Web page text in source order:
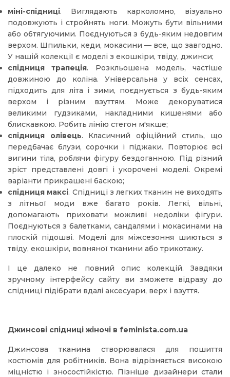
міні-спідниці. Виглядають карколомно, візуально
подовжують і стройнять ноги. Можуть бути вільними
або обтягуючими. Поєднуються з будь-яким недовгим
верхом. Шпильки, кеди, мокасини — все, що завгодно.
У нашій колекції є моделі з екошкіри, твіду, джинси;
спідниця трапеція. Розкльошена модель, частіше
довжиною до коліна. Універсальна у всіх сенсах,
підходить для літа і зими, поєднується з будь-яким
верхом і різним взуттям. Може декоруватися
великими гудзиками, накладними кишенями або
блискавкою. Робить лінію стегон м'якше;
спідниця олівець. Класичний офіційний стиль, що
передбачає блузи, сорочки і піджаки. Повторює всі
вигини тіла, роблячи фігуру бездоганною. Під різний
зріст представлені довгі і укорочені моделі. Окремі
варіанти прикрашені баскою;
спідниця максі. Спідниці з легких тканин не виходять
з літньої моди вже багато років. Легкі, вільні,
допомагають приховати можливі недоліки фігури.
Поєднуються з балетками, сандалями і мокасинами на
плоскій підошві. Моделі для міжсезоння шиються з
твіду, екошкіри, вовняної тканини або трикотажу.
І це далеко не повний опис колекцій. Завдяки
зручному інтерфейсу сайту ви зможете відразу до
спідниці підібрати вдалі аксесуари, верх і взуття.
Джинсові спідниці жіночі в feminista.com.ua
Джинсова тканина створювалася для пошиття
костюмів для робітників. Вона відрізняється високою
міцністю і зносостійкістю. Пізніше дизайнери стали